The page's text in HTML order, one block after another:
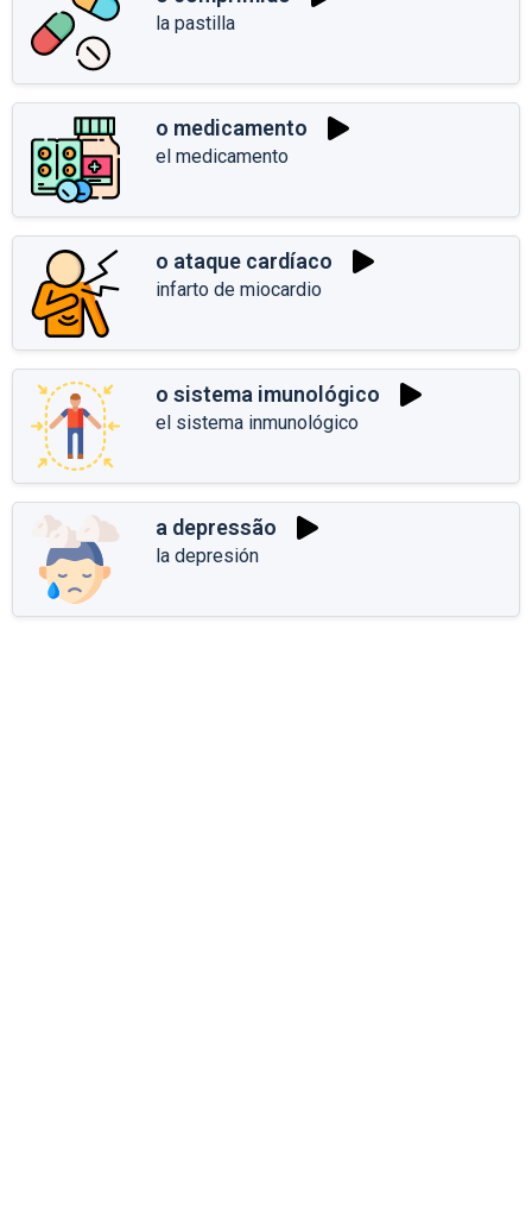
la pastilla
o medicamento
el medicamento
o ataque cardíaco
infarto de miocardio
o sistema imunológico
el sistema inmunológico
a depressão
la depresión